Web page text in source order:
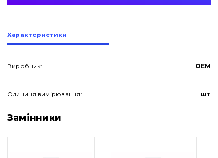
Про нас
Характеристики
Виробник: OEM
Одиниця вимірювання: шт
Замінники